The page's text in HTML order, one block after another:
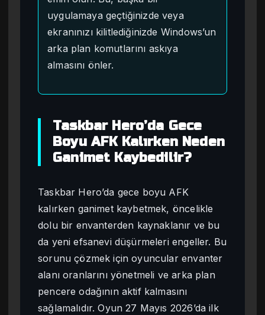
uygulamaya geçtiğinizde veya
ekranınızı kilitlediğinizde Windows’un
arka plan komutlarını askıya
almasını önler.
Taskbar Hero’da Gece
Boyu AFK Kalırken Neden
Ganimet Kaybedilir?
Taskbar Hero’da gece boyu AFK
kalırken ganimet kaybetmek, öncelikle
dolu bir envanterden kaynaklanır ve bu
da yeni efsanevi düşürmeleri engeller. Bu
sorunu çözmek için oyuncular envanter
alanı oranlarını yönetmeli ve arka plan
pencere odağının aktif kalmasını
sağlamalıdır. Oyun 27 Mayıs 2026’da ilk